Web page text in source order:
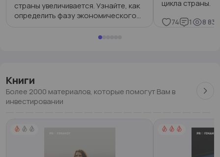
страны увеличивается. Узнайте, как
определить фазу экономического
цикла страны.
74 1 8 831
Книги
Более 2000 материалов, которые помогут Вам в
инвестировании